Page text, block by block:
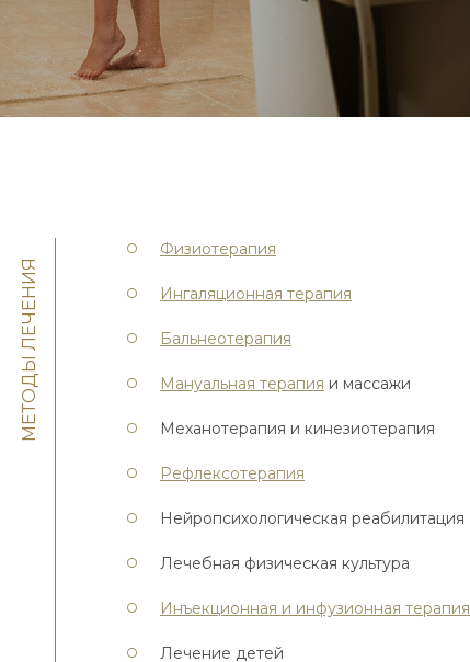
МЕТОДЫ ЛЕЧЕНИЯ
Физиотерапия
Ингаляционная терапия
Бальнеотерапия
Мануальная терапия и массажи
Механотерапия и кинезиотерапия
Рефлексотерапия
Нейропсихологическая реабилитация
Лечебная физическая культура
Инъекционная и инфузионная терапия
Лечение детей